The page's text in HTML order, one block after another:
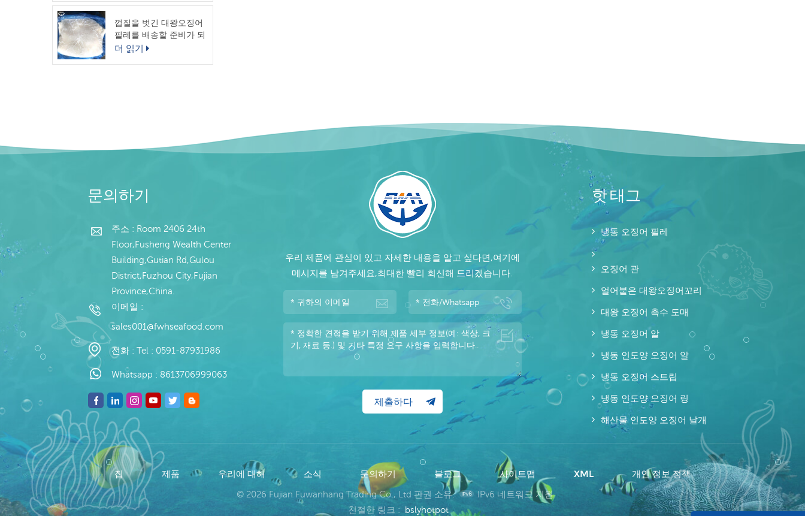
껍질을 벗긴 대왕오징어
필레를 배송할 준비가 되
었습니다.
더 읽기
문의하기
주소 : Room 2406 24th
Floor,Fusheng Wealth Center
Building,Gutian Rd,Gulou
District,Fuzhou City,Fujian
Province,China.
이메일 :
sales001@fwhseafood.com
전화 : Tel : 0591-87931986
Whatsapp : 8613706999063
우리 제품에 관심이 있고 자세한 내용을 알고 싶다면,여기에
메시지를 남겨주세요,최대한 빨리 회신해 드리겠습니다.
핫 태그
냉동 오징어 필레
오징어 관
얼어붙은 대왕오징어꼬리
대왕 오징어 촉수 도매
냉동 오징어 알
냉동 인도양 오징어 알
냉동 오징어 스트립
냉동 인도양 오징어 링
해산물 인도양 오징어 날개
집 제품 우리에 대해 소식 문의하기 블로그 사이트맵 XML 개인 정보 정책
© 2026 Fujian Fuwanhang Trading Co., Ltd 판권 소유.
IPv6 네트워크 지원
친절한 링크 : bslyhotpot